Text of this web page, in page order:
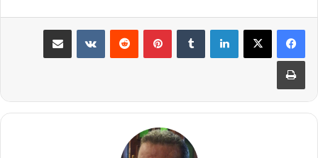
لينكدإن بينتيريست
مشاركة عبر البريد
طباعة